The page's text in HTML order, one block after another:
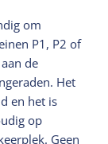
om
P1, P2 of
de
Het
en het is
op
Geen